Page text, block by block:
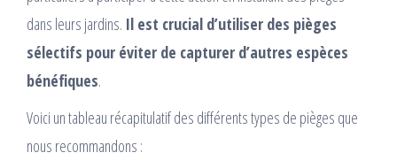
dans leurs jardins. Il est crucial d’utiliser des pièges
sélectifs pour éviter de capturer d’autres espèces
bénéfiques.
Voici un tableau récapitulatif des différents types de pièges que
nous recommandons :